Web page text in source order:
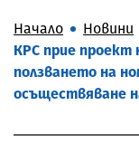
Начало
Новини
КРС прие проект
ползването на
осъществяване